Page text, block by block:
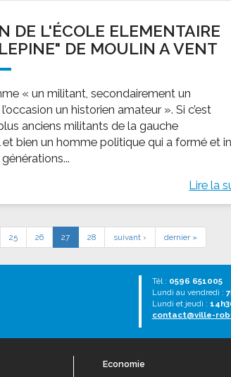
DE L'ÉCOLE ELEMENTAIRE
DE MOULIN A VENT
« un militant, secondairement un
un historien amateur ». Si c’est
anciens militants de la gauche
et bien un homme politique qui a formé et
Lire la
25 26 27 28 suivant › dernier »
Tél : 0596 651005
Lundi au vendredi :
Lundi et jeudi :
contact@ville-
Economie